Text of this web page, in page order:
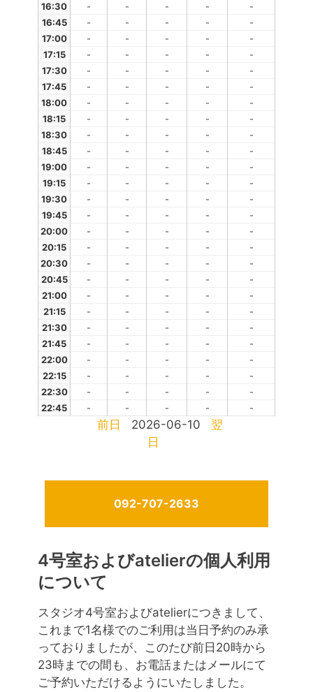
16:30
- - - -
-
16:45
- - - -
-
17:00
- - - -
-
17:15
- - - -
-
17:30
- - - -
-
17:45
- - - -
-
18:00
- - - -
-
18:15
- - - -
-
18:30
- - - -
-
18:45
- - - -
-
19:00
- - - -
-
19:15
- - - -
-
19:30
- - - -
-
19:45
- - - -
-
20:00
- - - -
-
20:15
- - - -
-
20:30
- - - -
-
20:45
- - - -
-
21:00
- - - -
-
21:15
- - - -
-
21:30
- - - -
-
21:45
- - - -
-
22:00
- - - -
-
22:15
- - - -
-
22:30
- - - -
-
22:45
- - - - -
前日 2026-06-10
翌
日
092-707-2633
4号室およびatelierの個人利用
について
スタジオ4号室およびatelierにつきまして、
これまで1名様でのご利用は当日予約のみ承
っておりましたが、このたび前日20時から
23時までの間も、お電話またはメールにて
ご予約いただけるようにいたしました。